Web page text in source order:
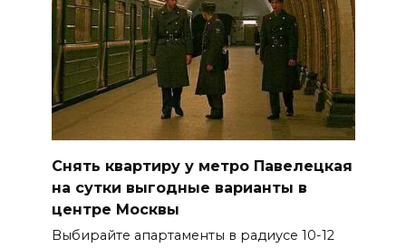
Снять квартиру у метро Павелецкая
на сутки выгодные варианты в
центре Москвы
Выбирайте апартаменты в радиусе 10-12